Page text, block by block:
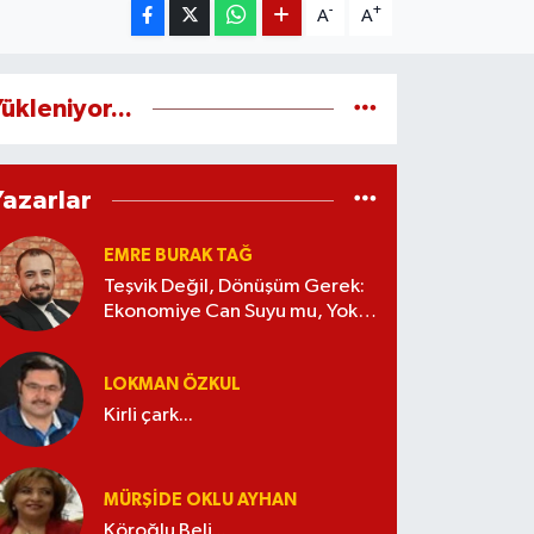
A- A+
EMRE BURAK TAĞ
Teşvik Değil, Dönüşüm Gerek:
Ekonomiye Can Suyu mu, Yoksa
LOKMAN ÖZKUL
Kirli çark...
MÜRŞIDE OKLU AYHAN